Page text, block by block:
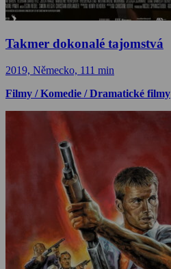
Takmer dokonalé tajomstvá
2019, Německo, 111 min
Filmy / Komedie / Dramatické filmy